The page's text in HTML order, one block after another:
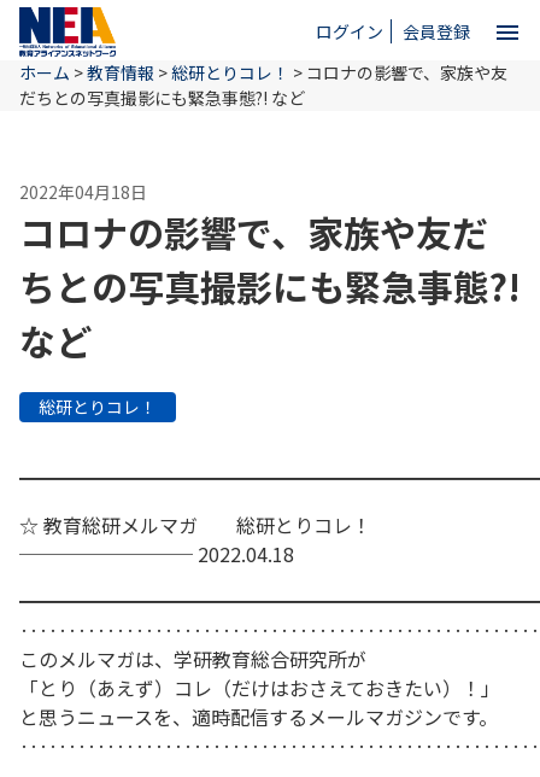
ログイン 会員登録 menu
ホーム
NEAとは
教育情報
お問い合わせ
ホーム >教育情報 >総研とりコレ！ > コロナの影響で、家族や友
だちとの写真撮影にも緊急事態?! など
2022年04月18日
コロナの影響で、家族や友だ
ちとの写真撮影にも緊急事態?!
など
総研とりコレ！
☆ 教育総研メルマガ 総研とりコレ！
───────── 2022.04.18
このメルマガは、学研教育総合研究所が
「とり（あえず）コレ（だけはおさえておきたい）！」
と思うニュースを、適時配信するメールマガジンです。